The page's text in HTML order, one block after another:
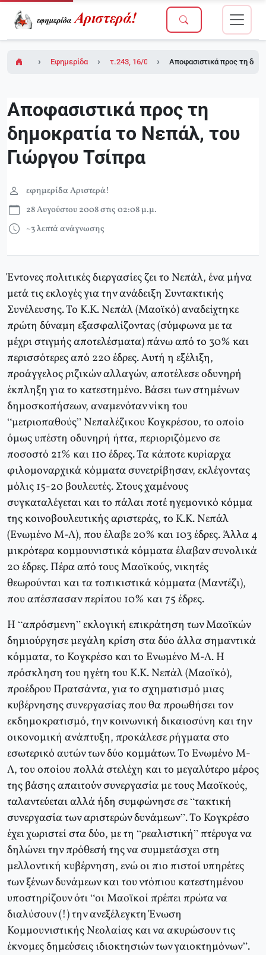
Εφημερίδα Αριστερά!τ.243, 16/05/2008Αποφασιστικά προς τη
Αποφασιστικά προς τη
δημοκρατία το Νεπάλ, του
Γιώργου Τσίπρα
εφημερίδα Αριστερά!
28 Αυγούστου 2008 στις 02:08 μ.μ.
~3 λεπτά ανάγνωσης
Έντονες πολιτικές διεργασίες ζει το Νεπάλ, ένα μήνα
μετά τις εκλογές για την ανάδειξη Συντακτικής
Συνέλευσης. Το Κ.Κ. Νεπάλ (Μαοϊκό) αναδείχτηκε
πρώτη δύναμη εξασφαλίζοντας (σύμφωνα με τα
μέχρι στιγμής αποτελέσματα) πάνω από το 30% και
περισσότερες από 220 έδρες. Αυτή η εξέλιξη,
προάγγελος ριζικών αλλαγών, αποτέλεσε οδυνηρή
έκπληξη για το κατεστημένο. Βάσει των στημένων
δημοσκοπήσεων, αναμενόταν νίκη του
“μετριοπαθούς” Νεπαλέζικου Κογκρέσου, το οποίο
όμως υπέστη οδυνηρή ήττα, περιοριζόμενο σε
ποσοστό 21% και 110 έδρες. Τα κάποτε κυρίαρχα
φιλομοναρχικά κόμματα συνετρίβησαν, εκλέγοντας
μόλις 15-20 βουλευτές. Στους χαμένους
συγκαταλέγεται και το πάλαι ποτέ ηγεμονικό κόμμα
της κοινοβουλευτικής αριστεράς, το Κ.Κ. Νεπάλ
(Ενωμένο Μ-Λ), που έλαβε 20% και 103 έδρες. Άλλα 4
μικρότερα κομμουνιστικά κόμματα έλαβαν συνολικά
20 έδρες. Πέρα από τους Μαοϊκούς, νικητές
θεωρούνται και τα τοπικιστικά κόμματα (Μαντέζι),
που απέσπασαν περίπου 10% και 75 έδρες.
Η “απρόσμενη” εκλογική επικράτηση των Μαοϊκών
δημιούργησε μεγάλη κρίση στα δύο άλλα σημαντικά
κόμματα, το Κογκρέσο και το Ενωμένο Μ-Λ. Η
πρόσκληση του ηγέτη του Κ.Κ. Νεπάλ (Μαοϊκό),
προέδρου Πρατσάντα, για το σχηματισμό μιας
κυβέρνησης συνεργασίας που θα προωθήσει τον
εκδημοκρατισμό, την κοινωνική δικαιοσύνη και την
οικονομική ανάπτυξη, προκάλεσε ρήγματα στο
εσωτερικό αυτών των δύο κομμάτων. Το Ενωμένο Μ-
Λ, του οποίου πολλά στελέχη και το μεγαλύτερο μέρος
της βάσης απαιτούν συνεργασία με τους Μαοϊκούς,
ταλαντεύεται αλλά ήδη συμφώνησε σε “τακτική
συνεργασία των αριστερών δυνάμεων”. Το Κογκρέσο
έχει χωριστεί στα δύο, με τη “ρεαλιστική” πτέρυγα να
δηλώνει την πρόθεσή της να συμμετάσχει στη
μελλοντική κυβέρνηση, ενώ οι πιο πιστοί υπηρέτες
των ξένων δυνάμεων και του ντόπιου κατεστημένου
υποστηρίζουν ότι “οι Μαοϊκοί πρέπει πρώτα να
διαλύσουν (!) την ανεξέλεγκτη Ένωση
Κομμουνιστικής Νεολαίας και να ακυρώσουν τις
έκνομες δημεύσεις ιδιοκτησιών των γαιοκτημόνων”.